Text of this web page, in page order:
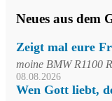
Neues aus dem
Zeigt mal eure
moine BMW R1100
08.08.2026
Wen Gott liebt,